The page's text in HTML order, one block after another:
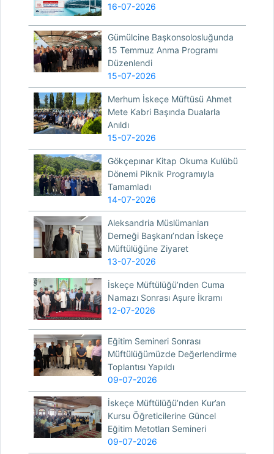
16-07-2026
Gümülcine Başkonsolosluğunda
15 Temmuz Anma Programı
Düzenlendi
15-07-2026
Merhum İskeçe Müftüsü Ahmet
Mete Kabri Başında Dualarla
Anıldı
15-07-2026
Gökçepınar Kitap Okuma Kulübü
Dönemi Piknik Programıyla
Tamamladı
14-07-2026
Aleksandria Müslümanları
Derneği Başkanı’ndan İskeçe
Müftülüğüne Ziyaret
13-07-2026
İskeçe Müftülüğü’nden Cuma
Namazı Sonrası Aşure İkramı
12-07-2026
Eğitim Semineri Sonrası
Müftülüğümüzde Değerlendirme
Toplantısı Yapıldı
09-07-2026
İskeçe Müftülüğü’nden Kur’an
Kursu Öğreticilerine Güncel
Eğitim Metotları Semineri
09-07-2026